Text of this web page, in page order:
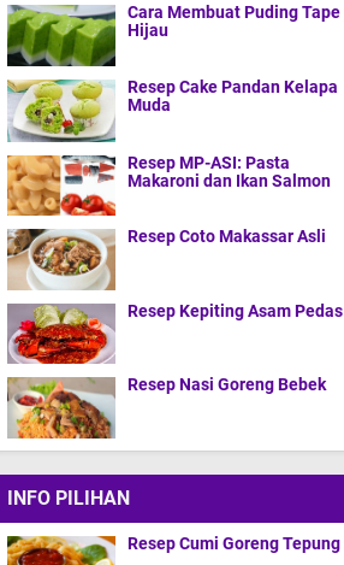
Cara Membuat Puding Tape
Hijau
Resep Cake Pandan Kelapa
Muda
Resep MP-ASI: Pasta
Makaroni dan Ikan Salmon
Resep Coto Makassar Asli
Resep Kepiting Asam Pedas
Resep Nasi Goreng Bebek
INFO PILIHAN
Resep Cumi Goreng Tepung